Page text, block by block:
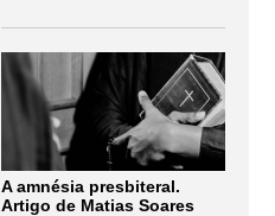
A amnésia presbiteral.
Artigo de Matias Soares